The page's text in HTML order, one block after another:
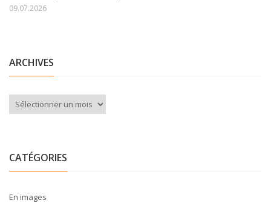
09.07.2026
ARCHIVES
Archives
CATÉGORIES
En images